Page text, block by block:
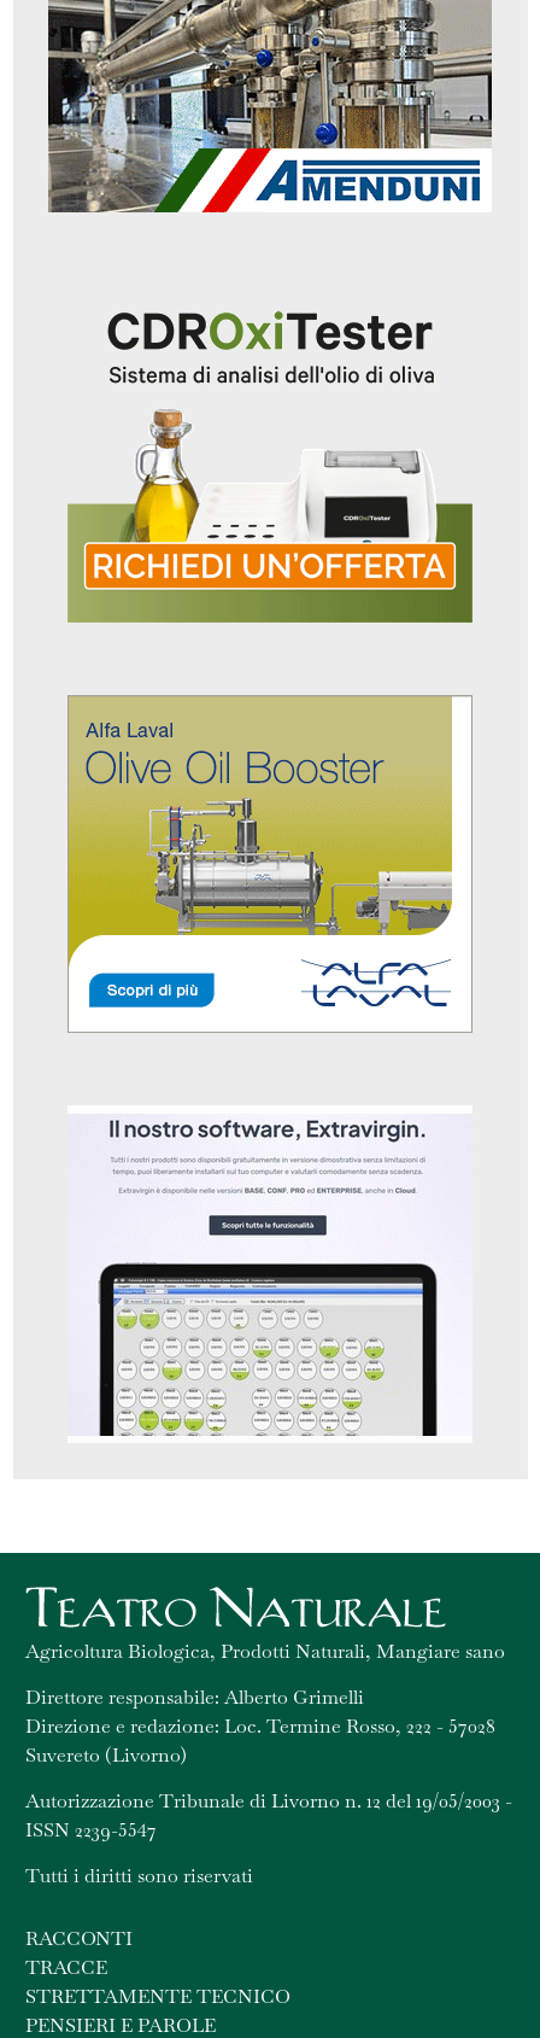
Agricoltura Biologica, Prodotti Naturali, Mangiare sano
Direttore responsabile: Alberto Grimelli
Direzione e redazione: Loc. Termine Rosso, 222 - 57028
Suvereto (Livorno)
Autorizzazione Tribunale di Livorno n. 12 del 19/05/2003 -
ISSN 2239-5547
Tutti i diritti sono riservati
RACCONTI
TRACCE
STRETTAMENTE TECNICO
PENSIERI E PAROLE